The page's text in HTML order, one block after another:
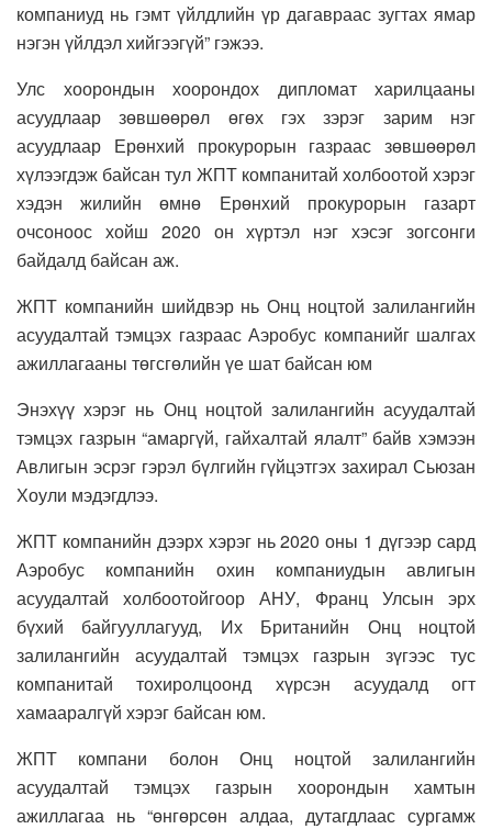
компаниуд нь гэмт үйлдлийн үр дагавраас зугтах ямар
нэгэн үйлдэл хийгээгүй” гэжээ.
Улс хоорондын хоорондох дипломат харилцааны
асуудлаар зөвшөөрөл өгөх гэх зэрэг зарим нэг
асуудлаар Ерөнхий прокурорын газраас зөвшөөрөл
хүлээгдэж байсан тул ЖПТ компанитай холбоотой хэрэг
хэдэн жилийн өмнө Ерөнхий прокурорын газарт
очсоноос хойш 2020 он хүртэл нэг хэсэг зогсонги
байдалд байсан аж.
ЖПТ компанийн шийдвэр нь Онц ноцтой залилангийн
асуудалтай тэмцэх газраас Аэробус компанийг шалгах
ажиллагааны төгсгөлийн үе шат байсан юм
Энэхүү хэрэг нь Онц ноцтой залилангийн асуудалтай
тэмцэх газрын “амаргүй, гайхалтай ялалт” байв хэмээн
Авлигын эсрэг гэрэл бүлгийн гүйцэтгэх захирал Сьюзан
Хоули мэдэгдлээ.
ЖПТ компанийн дээрх хэрэг нь 2020 оны 1 дүгээр сард
Аэробус компанийн охин компаниудын авлигын
асуудалтай холбоотойгоор АНУ, Франц Улсын эрх
бүхий байгууллагууд, Их Британийн Онц ноцтой
залилангийн асуудалтай тэмцэх газрын зүгээс тус
компанитай тохиролцоонд хүрсэн асуудалд огт
хамааралгүй хэрэг байсан юм.
ЖПТ компани болон Онц ноцтой залилангийн
асуудалтай тэмцэх газрын хоорондын хамтын
ажиллагаа нь “өнгөрсөн алдаа, дутагдлаас сургамж